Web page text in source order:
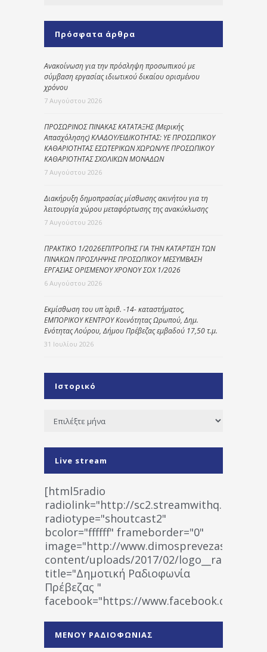
Πρόσφατα άρθρα
Ανακοίνωση για την πρόσληψη προσωπικού με
σύμβαση εργασίας ιδιωτικού δικαίου ορισμένου
χρόνου
7 Αυγούστου 2026
ΠΡΟΣΩΡΙΝΟΣ ΠΙΝΑΚΑΣ ΚΑΤΑΤΑΞΗΣ (Μερικής
Απασχόλησης) ΚΛΑΔΟΥ/ΕΙΔΙΚΟΤΗΤΑΣ: ΥΕ ΠΡΟΣΩΠΙΚΟΥ
ΚΑΘΑΡΙΟΤΗΤΑΣ ΕΣΩΤΕΡΙΚΩΝ ΧΩΡΩΝ/ΥΕ ΠΡΟΣΩΠΙΚΟΥ
ΚΑΘΑΡΙΟΤΗΤΑΣ ΣΧΟΛΙΚΩΝ ΜΟΝΑΔΩΝ
7 Αυγούστου 2026
Διακήρυξη δημοπρασίας μίσθωσης ακινήτου για τη
λειτουργία χώρου μεταφόρτωσης της ανακύκλωσης
7 Αυγούστου 2026
ΠΡΑΚΤΙΚΟ 1/2026ΕΠΙΤΡΟΠΗΣ ΓΙΑ ΤΗΝ ΚΑΤΑΡΤΙΣΗ ΤΩΝ
ΠΙΝΑΚΩΝ ΠΡΟΣΛΗΨΗΣ ΠΡΟΣΩΠΙΚΟΥ ΜΕΣΥΜΒΑΣΗ
ΕΡΓΑΣΙΑΣ ΟΡΙΣΜΕΝΟΥ ΧΡΟΝΟΥ ΣΟΧ 1/2026
6 Αυγούστου 2026
Εκμίσθωση του υπ΄ αριθ. -14- καταστήματος,
ΕΜΠΟΡΙΚΟΥ ΚΕΝΤΡΟΥ Κοινότητας Ωρωπού, Δημ.
Ενότητας Λούρου, Δήμου Πρέβεζας εμβαδού 17,50 τ.μ.
31 Ιουλίου 2026
Ιστορικό
Ιστορικό
Live stream
[html5radio
radiolink="http://
radiotype="shoutcast2"
bcolor="ffffff" frameborder="0"
image="http://www.dimosprevezas.gr/wp-
content/uploads/2017/02/
title="Δημοτική Ραδιοφωνία
Πρέβεζας "
facebook="https://www.facebook.com/
1531194763766854/" artist="" ]
ΜΕΝΟΥ ΡΑΔΙΟΦΩΝΙΑΣ